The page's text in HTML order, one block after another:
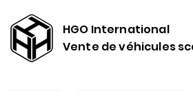
HGO International
Vente de véhicules